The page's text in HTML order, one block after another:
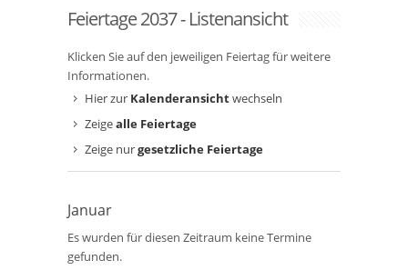
Feiertage 2037 - Listenansicht
Klicken Sie auf den jeweiligen Feiertag für weitere
Informationen.
Hier zur Kalenderansichtwechseln
Zeigealle Feiertage
Zeige nurgesetzliche Feiertage
Januar
Es wurden für diesen Zeitraum keine Termine
gefunden.